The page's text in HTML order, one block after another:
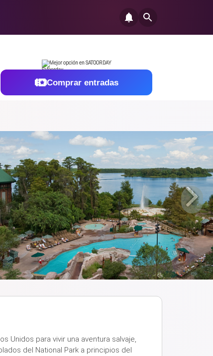
Mejor opción en SATOORDAY
Comprar entradas
Unidos para vivir una aventura salvaje,
del National Park a principios del